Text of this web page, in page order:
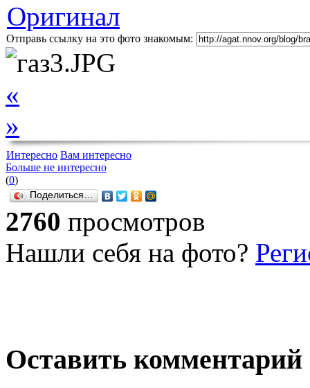
Оригинал
Отправь ссылку на это фото знакомым:
«
»
Интересно Вам интересно
Больше не интересно
(0)
Поделиться…
2760 просмотров
Нашли себя на фото?
Оставить комментарий